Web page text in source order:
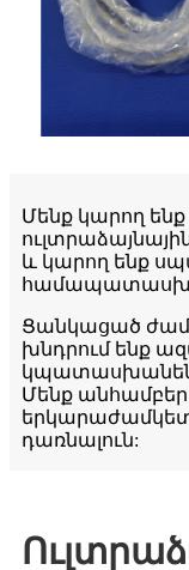
Մենք կարող
և կարող ենք
Ցանկացած
խնդրում ենք
Մենք
դառնալուն: